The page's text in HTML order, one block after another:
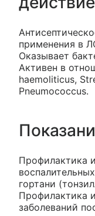
применения в
Оказывает
Активен в
haemoliticus,
Pneumococcus.
Профилактика
гортани
Профилактика
заболеваний